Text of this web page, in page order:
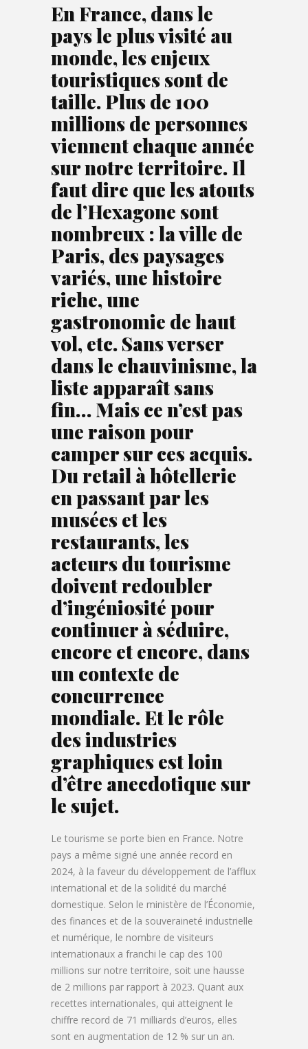
En France, dans le
pays le plus visité au
monde, les enjeux
touristiques sont de
taille. Plus de 100
millions de personnes
viennent chaque année
sur notre territoire. Il
faut dire que les atouts
de l’Hexagone sont
nombreux : la ville de
Paris, des paysages
variés, une histoire
riche, une
gastronomie de haut
vol, etc. Sans verser
dans le chauvinisme, la
liste apparaît sans
fin… Mais ce n’est pas
une raison pour
camper sur ces acquis.
Du retail à hôtellerie
en passant par les
musées et les
restaurants, les
acteurs du tourisme
doivent redoubler
d’ingéniosité pour
continuer à séduire,
encore et encore, dans
un contexte de
concurrence
mondiale. Et le rôle
des industries
graphiques est loin
d’être anecdotique sur
le sujet.
Le tourisme se porte bien en France. Notre
pays a même signé une année record en
2024, à la faveur du développement de l’afflux
international et de la solidité du marché
domestique. Selon le ministère de l’Économie,
des finances et de la souveraineté industrielle
et numérique, le nombre de visiteurs
internationaux a franchi le cap des 100
millions sur notre territoire, soit une hausse
de 2 millions par rapport à 2023. Quant aux
recettes internationales, qui atteignent le
chiffre record de 71 milliards d’euros, elles
sont en augmentation de 12 % sur un an.